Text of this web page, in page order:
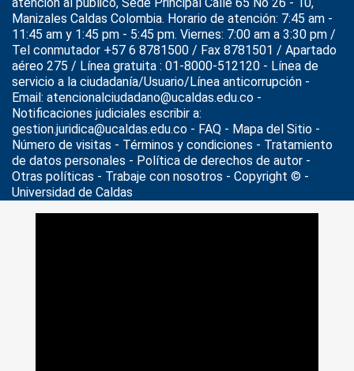
Noticias>Actualidad>Inscríbase a curso de preparación
Manizales Caldas Colombia. Horario de atención: 7:45 am -
11:45 am y 1:45 pm - 5:45 pm. Viernes: 7:00 am a 3:30 pm /
Tel conmutador +57 6 8781500 / Fax 8781501 / Apartado
aéreo 275 / Línea gratuita : 01-8000-512120 - Línea de
servicio a la ciudadanía/Usuario/Línea anticorrupción -
Email: atencionalciudadano@ucaldas.edu.co -
Notificaciones judiciales escribir a:
gestion.juridica@ucaldas.edu.co - FAQ - Mapa del Sitio -
Número de visitas - Términos y condiciones - Tratamiento
de datos personales - Política de derechos de autor -
Otras políticas - Trabaje con nosotros - Copyright © -
Universidad de Caldas